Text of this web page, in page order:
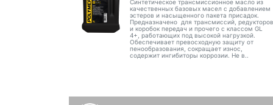
Синтетическое трансмиссионное масло из
качественных базовых масел с добавлением
эстеров и насыщенного пакета присадок.
Предназначено для трансмиссий, редукторов
и коробок передач и прочего с классом GL
4+, работающих под высокой нагрузкой.
Обеспечивает превосходную защиту от
пенообразования, сокращает износ,
содержит ингибиторы коррозии. Не в..